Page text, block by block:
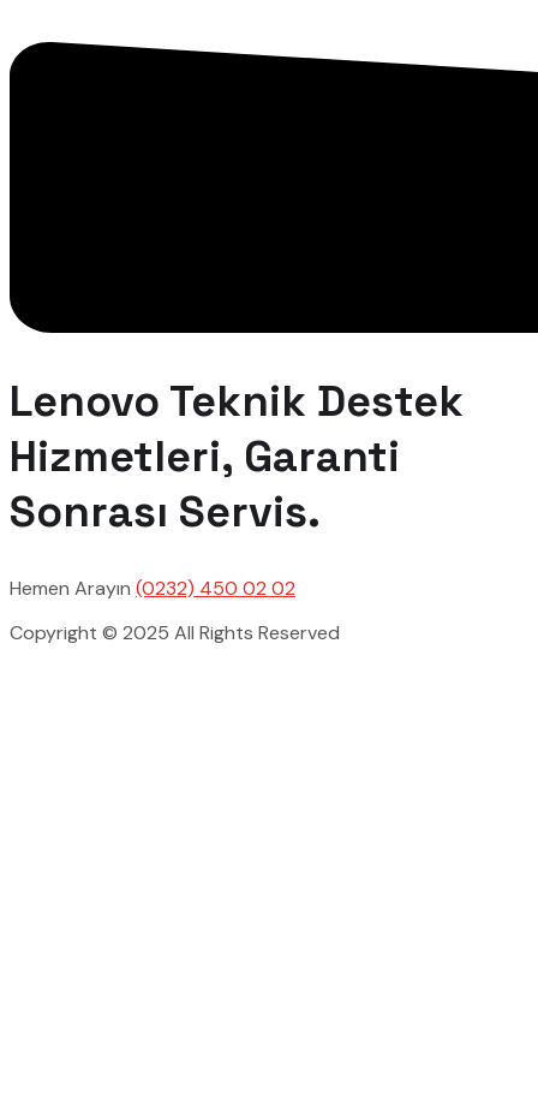
Lenovo Teknik Destek
Hizmetleri, Garanti
Sonrası Servis.
Hemen Arayın (0232) 450 02 02
Copyright © 2025 All Rights Reserved